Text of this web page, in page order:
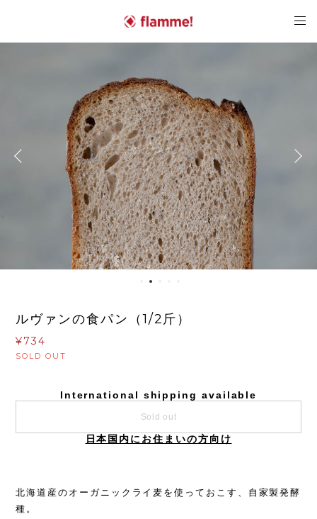
ルヴァンの食パン（1/2斤）
¥734
SOLD OUT
International shipping available
Sold out
日本国内にお住まいの方向け
北海道産のオーガニックライ麦を使っておこす、自家製発酵
種。